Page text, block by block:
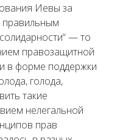
Иевы за
— то
правозащитной
в форме поддержки
голода,
такие
нелегальной
прав